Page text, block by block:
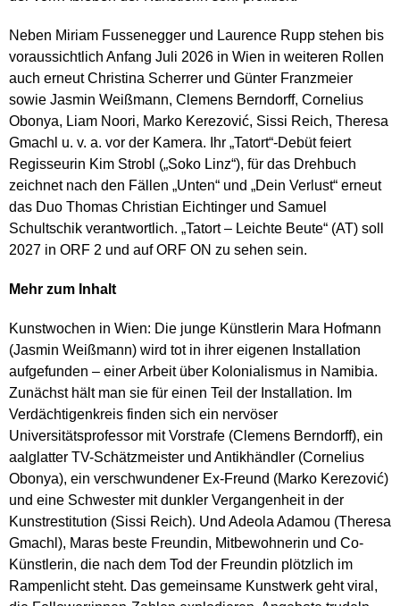
Neben Miriam Fussenegger und Laurence Rupp stehen bis
voraussichtlich Anfang Juli 2026 in Wien in weiteren Rollen
auch erneut Christina Scherrer und Günter Franzmeier
sowie Jasmin Weißmann, Clemens Berndorff, Cornelius
Obonya, Liam Noori, Marko Kerezović, Sissi Reich, Theresa
Gmachl u. v. a. vor der Kamera. Ihr „Tatort“-Debüt feiert
Regisseurin Kim Strobl („Soko Linz“), für das Drehbuch
zeichnet nach den Fällen „Unten“ und „Dein Verlust“ erneut
das Duo Thomas Christian Eichtinger und Samuel
Schultschik verantwortlich. „Tatort – Leichte Beute“ (AT) soll
2027 in ORF 2 und auf ORF ON zu sehen sein.
Mehr zum Inhalt
Kunstwochen in Wien: Die junge Künstlerin Mara Hofmann
(Jasmin Weißmann) wird tot in ihrer eigenen Installation
aufgefunden – einer Arbeit über Kolonialismus in Namibia.
Zunächst hält man sie für einen Teil der Installation. Im
Verdächtigenkreis finden sich ein nervöser
Universitätsprofessor mit Vorstrafe (Clemens Berndorff), ein
aalglatter TV-Schätzmeister und Antikhändler (Cornelius
Obonya), ein verschwundener Ex-Freund (Marko Kerezović)
und eine Schwester mit dunkler Vergangenheit in der
Kunstrestitution (Sissi Reich). Und Adeola Adamou (Theresa
Gmachl), Maras beste Freundin, Mitbewohnerin und Co-
Künstlerin, die nach dem Tod der Freundin plötzlich im
Rampenlicht steht. Das gemeinsame Kunstwerk geht viral,